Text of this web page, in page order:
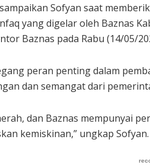
Sofyan saat
yang digelar oleh Baznas
Baznas pada Rabu (14/05/
peran penting dalam
dan semangat dari
dan Baznas mempunyai
kemiskinan,” ungkap Sofyan.